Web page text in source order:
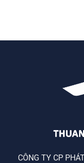
CÔNG TY CP